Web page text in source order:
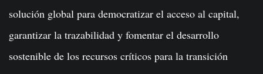
solución global para democratizar el acceso al capital,
garantizar la trazabilidad y fomentar el desarrollo
sostenible de los recursos críticos para la transición